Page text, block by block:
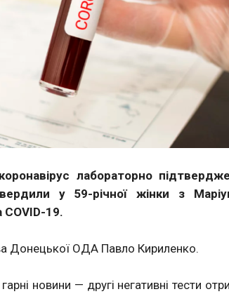
лабораторно
у 59-річної жінки з
19.
Донецької ОДА Павло Кириленко.
новини — другі негативні тести